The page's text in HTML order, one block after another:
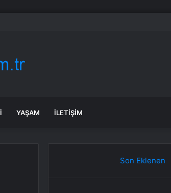
tehdit: Yunan Silahlı Kuvvetleri için Kıbrıs yakındır
YAŞAM İLETIŞIM
Son Eklenen